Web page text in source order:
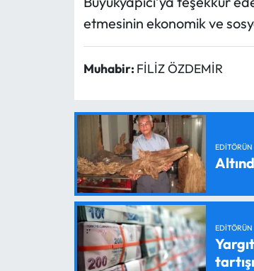
etmesinin ekonomik ve
Muhabir: FİLİZ ÖZDEMİR
EDITÖRÜN
EDITÖRÜN